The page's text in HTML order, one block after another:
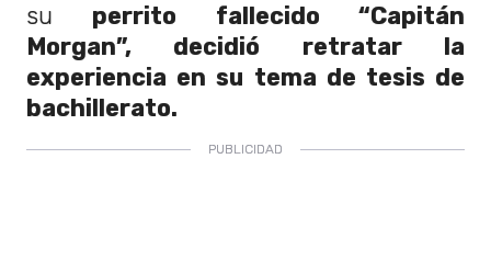
su perrito fallecido “Capitán
Morgan”, decidió retratar la
experiencia en su tema de tesis de
bachillerato.